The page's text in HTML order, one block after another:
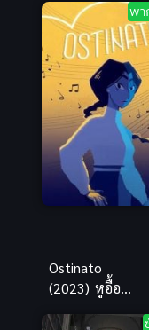
Who Chase
Lost Voices)
เด็กสาวกับ
เสียงเพรียก
แห่งพิภพ
เทพา พากย์
ไทย
พา
Ostinato
(2023) หูอื้อ